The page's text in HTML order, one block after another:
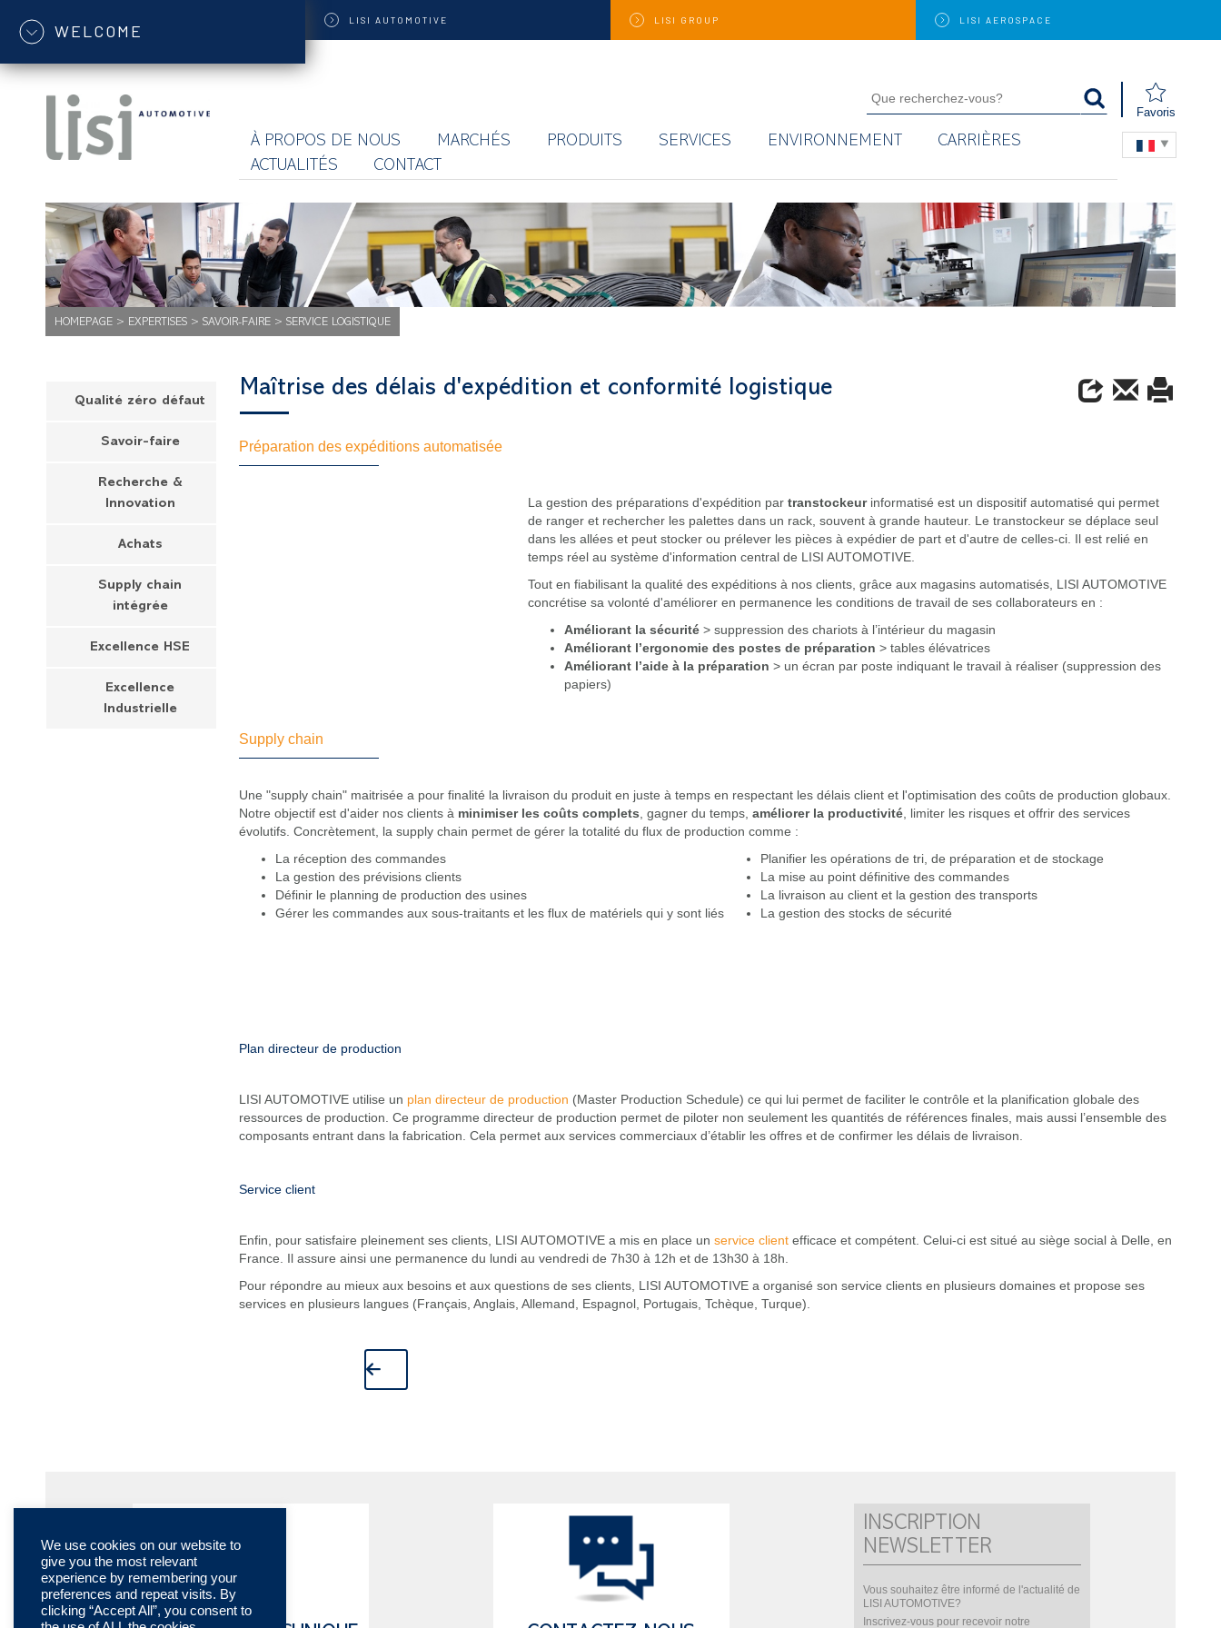
WELCOME
LISI AUTOMOTIVE LISI GROUP LISI AEROSPACE
Favoris
À PROPOS DE NOUS MARCHÉS PRODUITS SERVICES ENVIRONNEMENT
CARRIÈRES
ACTUALITÉS
CONTACT
HOMEPAGE > EXPERTISES > SAVOIR-FAIRE > SERVICE LOGISTIQUE
Qualité zéro défaut
Savoir-faire
Recherche &
Innovation
Achats
Supply chain
intégrée
Excellence HSE
Excellence
Industrielle
Maîtrise des délais d'expédition et conformité logistique
Préparation des expéditions automatisée
La gestion des préparations d'expédition partranstockeurinformatisé est un dispositif automatisé qui permet
de ranger et rechercher les palettes dans un rack, souvent à grande hauteur. Le transtockeur se déplace seul
dans les allées et peut stocker ou prélever les pièces à expédier de part et d'autre de celles-ci. Il est relié en
temps réel au système d'information central de LISI AUTOMOTIVE.
Tout en fiabilisant la qualité des expéditions à nos clients, grâce aux magasins automatisés, LISI AUTOMOTIVE
concrétise sa volonté d'améliorer en permanence les conditions de travail de ses collaborateurs en :
Améliorant la sécurité > suppression des chariots à l’intérieur du magasin
Améliorant l’ergonomie des postes de préparation > tables élévatrices
Améliorant l’aide à la préparation > un écran par poste indiquant le travail à réaliser (suppression des
papiers)
Supply chain
Une "supply chain" maitrisée a pour finalité la livraison du produit en juste à temps en respectant les délais client et l'optimisation des coûts de production globaux.
Notre objectif est d'aider nos clients à minimiser les coûts complets , gagner du temps, améliorer la productivité, limiter les risques et offrir des services
évolutifs. Concrètement, la supply chain permet de gérer la totalité du flux de production comme :
La réception des commandes
La gestion des prévisions clients
Définir le planning de production des usines
Gérer les commandes aux sous-traitants et les flux de matériels qui y sont liés
Planifier les opérations de tri, de préparation et de stockage
La mise au point définitive des commandes
La livraison au client et la gestion des transports
La gestion des stocks de sécurité
Plan directeur de production
LISI AUTOMOTIVE utilise un plan directeur de production (Master Production Schedule) ce qui lui permet de faciliter le contrôle et la planification globale des
ressources de production. Ce programme directeur de production permet de piloter non seulement les quantités de références finales, mais aussi l’ensemble des
composants entrant dans la fabrication. Cela permet aux services commerciaux d’établir les offres et de confirmer les délais de livraison.
Service client
Enfin, pour satisfaire pleinement ses clients, LISI AUTOMOTIVE a mis en place un service clientefficace et compétent. Celui-ci est situé au siège social à Delle, en
France. Il assure ainsi une permanence du lundi au vendredi de 7h30 à 12h et de 13h30 à 18h.
Pour répondre au mieux aux besoins et aux questions de ses clients, LISI AUTOMOTIVE a organisé son service clients en plusieurs domaines et propose ses
services en plusieurs langues (Français, Anglais, Allemand, Espagnol, Portugais, Tchèque, Turque).
INSCRIPTION
NEWSLETTER
Vous souhaitez être informé de l'actualité de
LISI AUTOMOTIVE?
Inscrivez-vous pour recevoir notre
We use cookies on our website to
give you the most relevant
experience by remembering your
preferences and repeat visits. By
clicking “Accept All”, you consent to